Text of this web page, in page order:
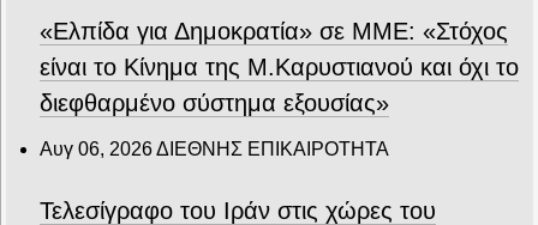
«Ελπίδα για Δημοκρατία» σε ΜΜΕ: «Στόχος
είναι το Κίνημα της Μ.Καρυστιανού και όχι το
διεφθαρμένο σύστημα εξουσίας»
Αυγ 06, 2026ΔΙΕΘΝΗΣ ΕΠΙΚΑΙΡΟΤΗΤΑ
Τελεσίγραφο του Ιράν στις χώρες του